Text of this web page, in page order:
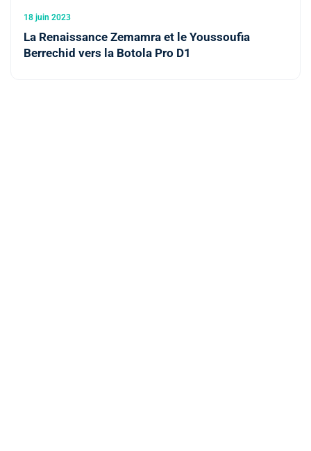
18 juin 2023
La Renaissance Zemamra et le Youssoufia
Berrechid vers la Botola Pro D1